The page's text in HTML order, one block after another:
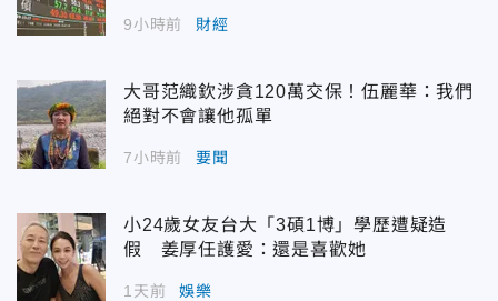
9小時前 財經
大哥范織欽涉貪120萬交保！伍麗華：我們
絕對不會讓他孤單
7小時前 要聞
小24歲女友台大「3碩1博」學歷遭疑造
假 姜厚任護愛：還是喜歡她
1天前 娛樂